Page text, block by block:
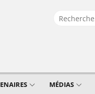
Recherche
MÉDIAS